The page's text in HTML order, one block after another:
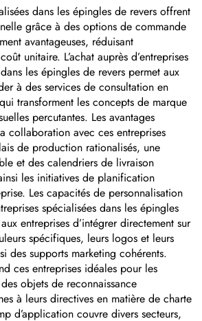
logo
dans les épingles de revers offrent
grâce à des options de commande
avantageuses, réduisant
unitaire. L’achat auprès d’entreprises
les épingles de revers permet aux
à des services de consultation en
transforment les concepts de marque
percutantes. Les avantages
collaboration avec ces entreprises
de production rationalisés, une
et des calendriers de livraison
les initiatives de planification
Les capacités de personnalisation
spécialisées dans les épingles
entreprises d’intégrer directement sur
spécifiques, leurs logos et leurs
des supports marketing cohérents.
ces entreprises idéales pour les
objets de reconnaissance
à leurs directives en matière de charte
d’application couvre divers secteurs,